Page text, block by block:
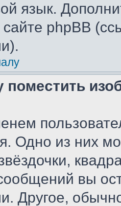
язык.
phpBB
поместить
Одно из них
вы
Другое,